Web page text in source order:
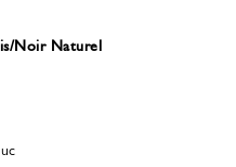
Noir Naturel